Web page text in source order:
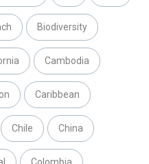
Biodiversity
Cambodia
Caribbean
Chile China